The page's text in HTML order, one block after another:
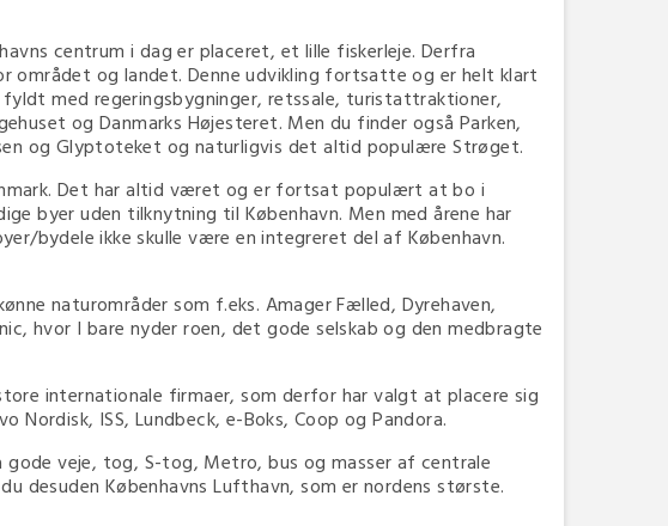
centrum i dag er placeret, et lille fiskerleje. Derfra
området og landet. Denne udvikling fortsatte og er helt klart
med regeringsbygninger, retssale, turistattraktioner,
og Danmarks Højesteret. Men du finder også Parken,
og Glyptoteket og naturligvis det altid populære Strøget.
Det har altid været og er fortsat populært at bo i
byer uden tilknytning til København. Men med årene har
bydele ikke skulle være en integreret del af København.
naturområder som f.eks. Amager Fælled, Dyrehaven,
hvor I bare nyder roen, det gode selskab og den medbragte
internationale firmaer, som derfor har valgt at placere sig
ISS, Lundbeck, e-Boks, Coop og Pandora.
veje, tog, S-tog, Metro, bus og masser af centrale
desuden Københavns Lufthavn, som er nordens største.